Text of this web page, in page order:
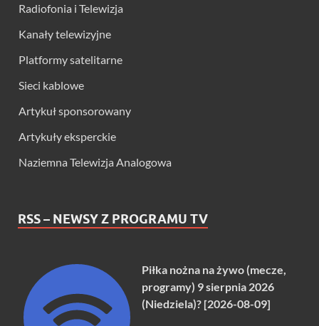
Radiofonia i Telewizja
Kanały telewizyjne
Platformy satelitarne
Sieci kablowe
Artykuł sponsorowany
Artykuły eksperckie
Naziemna Telewizja Analogowa
RSS – NEWSY Z PROGRAMU TV
Piłka nożna na żywo (mecze,
programy) 9 sierpnia 2026
(Niedziela)? [2026-08-09]